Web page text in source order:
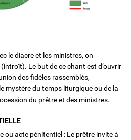
le diacre et les ministres, on
Le but de ce chant est d’ouvrir
des fidèles rassemblés,
mystère du temps liturgique ou de la
du prêtre et des ministres.
ou acte pénitentiel : Le prêtre invite à